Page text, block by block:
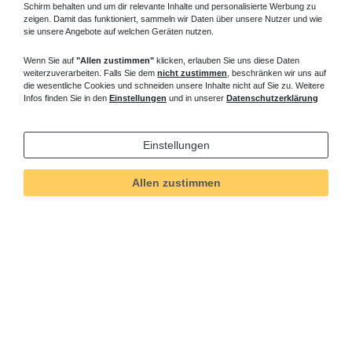
Schirm behalten und um dir relevante Inhalte und personalisierte Werbung zu
zeigen. Damit das funktioniert, sammeln wir Daten über unsere Nutzer und wie
sie unsere Angebote auf welchen Geräten nutzen.
Wenn Sie auf "Allen zustimmen" klicken, erlauben Sie uns diese Daten
weiterzuverarbeiten. Falls Sie dem nicht zustimmen , beschränken wir uns auf
die wesentliche Cookies und schneiden unsere Inhalte nicht auf Sie zu. Weitere
Infos finden Sie in den Einstellungen und in unserer Datenschutzerklärung
Einstellungen
Allen zustimmen